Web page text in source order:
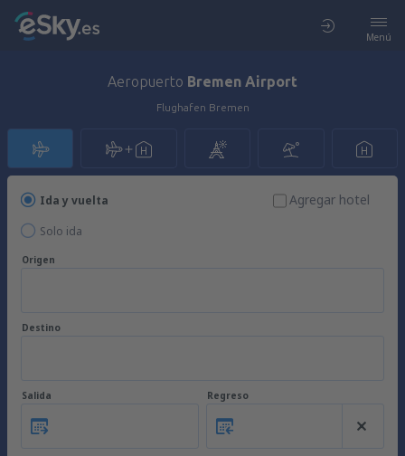
Menú
Aeropuerto Bremen Airport
Flughafen Bremen
Ida y vuelta
Solo ida
Agregar hotel
Origen
Destino
Salida Regreso